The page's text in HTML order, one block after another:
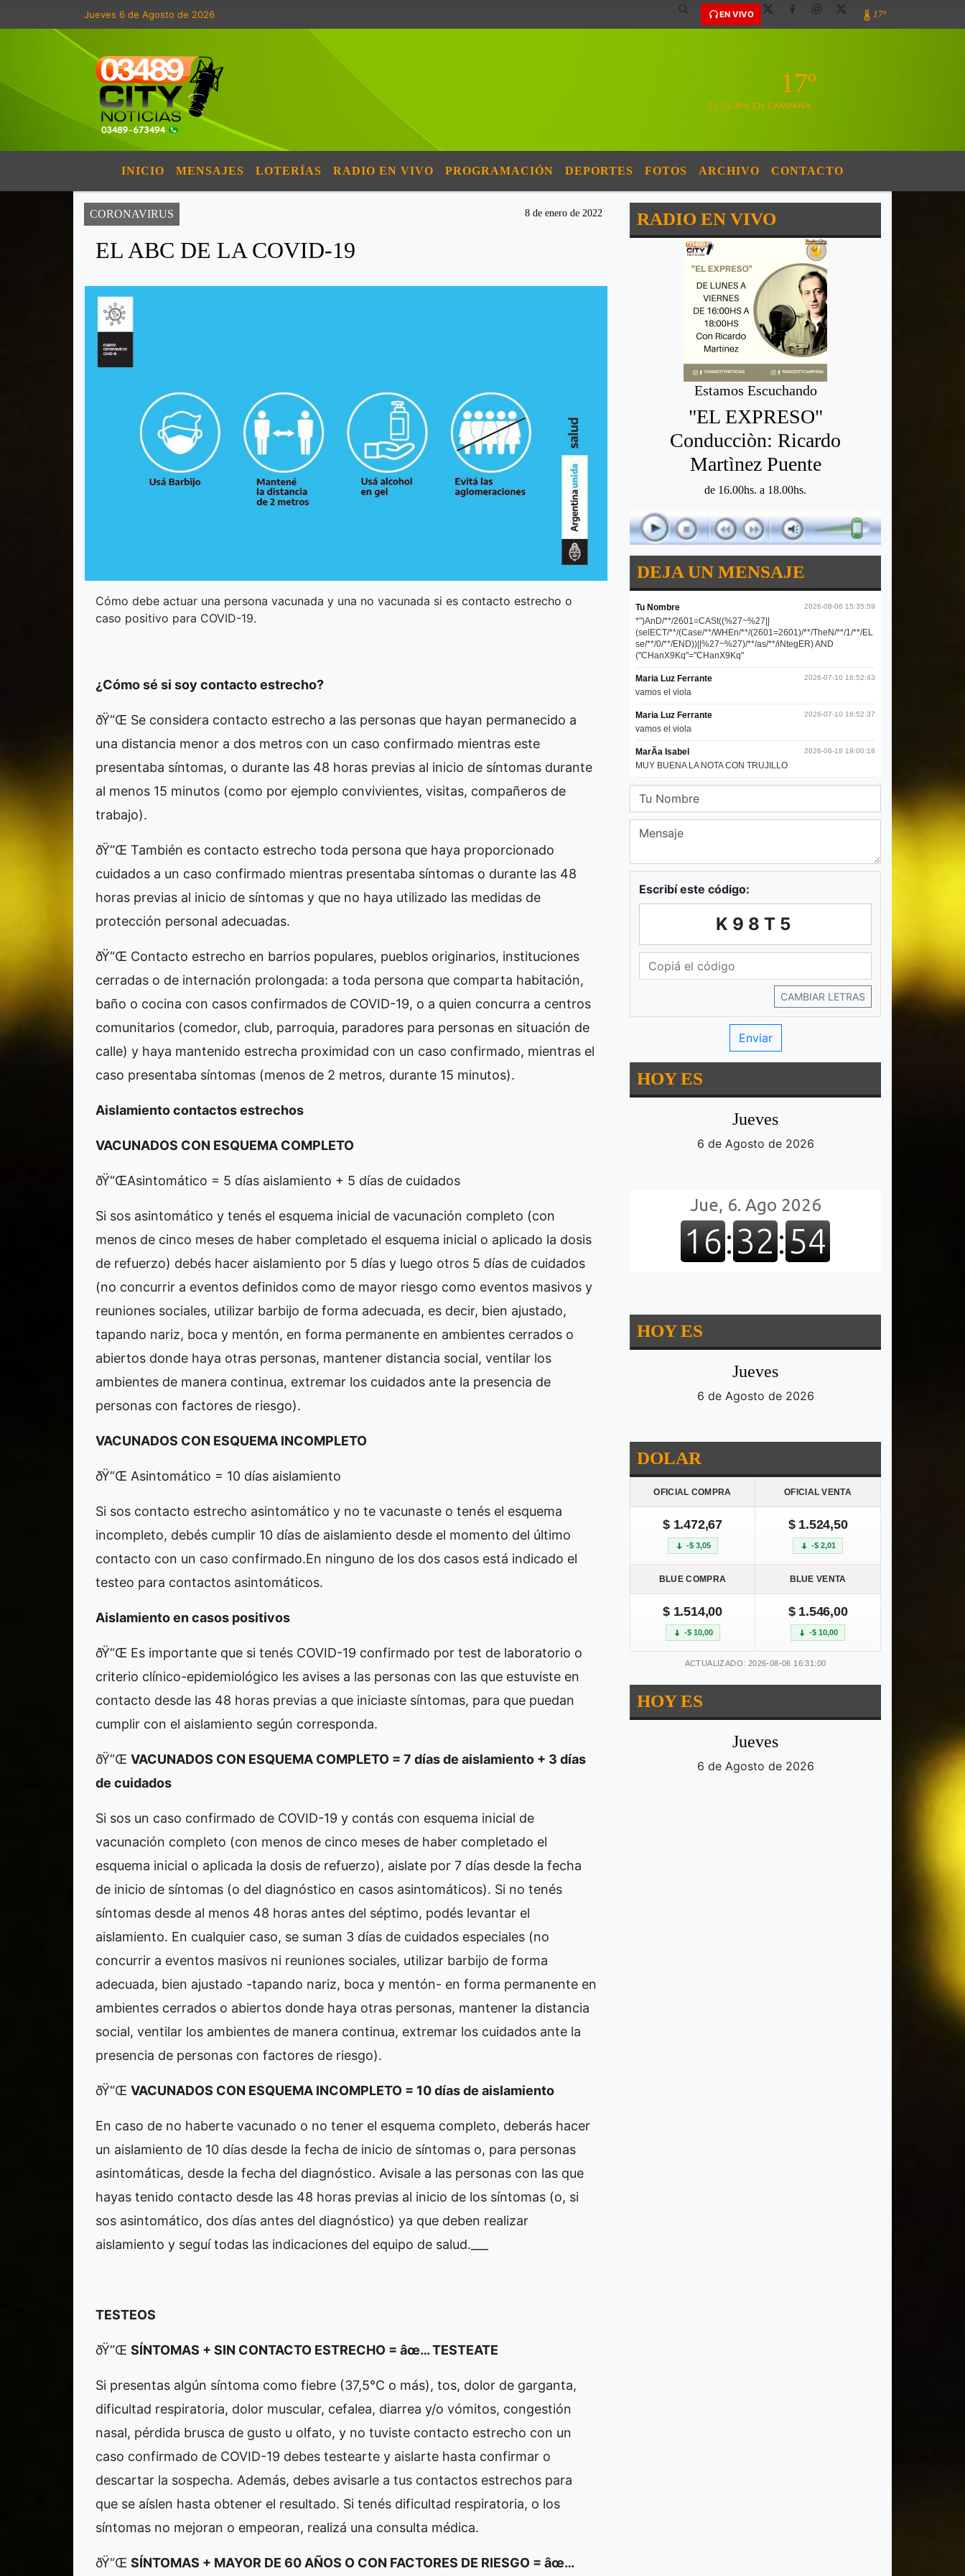
Jueves 6 de Agosto de 2026 EN VIVO 17º
17º
EL CLIMA EN CAMPANA
INICIO MENSAJES LOTERÍAS RADIO EN VIVO PROGRAMACIÓN DEPORTES FOTOS ARCHIVO CONTACTO
CORONAVIRUS 8 de enero de 2022
EL ABC DE LA COVID-19
Cómo debe actuar una persona vacunada y una no vacunada si es contacto estrecho o
caso positivo para COVID-19.
¿Cómo sé si soy contacto estrecho?
ðŸ“Œ Se considera contacto estrecho a las personas que hayan permanecido a
una distancia menor a dos metros con un caso confirmado mientras este
presentaba síntomas, o durante las 48 horas previas al inicio de síntomas durante
al menos 15 minutos (como por ejemplo convivientes, visitas, compañeros de
trabajo).
ðŸ“Œ También es contacto estrecho toda persona que haya proporcionado
cuidados a un caso confirmado mientras presentaba síntomas o durante las 48
horas previas al inicio de síntomas y que no haya utilizado las medidas de
protección personal adecuadas.
ðŸ“Œ Contacto estrecho en barrios populares, pueblos originarios, instituciones
cerradas o de internación prolongada: a toda persona que comparta habitación,
baño o cocina con casos confirmados de COVID-19, o a quien concurra a centros
comunitarios (comedor, club, parroquia, paradores para personas en situación de
calle) y haya mantenido estrecha proximidad con un caso confirmado, mientras el
caso presentaba síntomas (menos de 2 metros, durante 15 minutos).
Aislamiento contactos estrechos
VACUNADOS CON ESQUEMA COMPLETO
ðŸ“ŒAsintomático = 5 días aislamiento + 5 días de cuidados
Si sos asintomático y tenés el esquema inicial de vacunación completo (con
menos de cinco meses de haber completado el esquema inicial o aplicado la dosis
de refuerzo) debés hacer aislamiento por 5 días y luego otros 5 días de cuidados
(no concurrir a eventos definidos como de mayor riesgo como eventos masivos y
reuniones sociales, utilizar barbijo de forma adecuada, es decir, bien ajustado,
tapando nariz, boca y mentón, en forma permanente en ambientes cerrados o
abiertos donde haya otras personas, mantener distancia social, ventilar los
ambientes de manera continua, extremar los cuidados ante la presencia de
personas con factores de riesgo).
VACUNADOS CON ESQUEMA INCOMPLETO
ðŸ“Œ Asintomático = 10 días aislamiento
Si sos contacto estrecho asintomático y no te vacunaste o tenés el esquema
incompleto, debés cumplir 10 días de aislamiento desde el momento del último
contacto con un caso confirmado.En ninguno de los dos casos está indicado el
testeo para contactos asintomáticos.
Aislamiento en casos positivos
ðŸ“Œ Es importante que si tenés COVID-19 confirmado por test de laboratorio o
criterio clínico-epidemiológico les avises a las personas con las que estuviste en
contacto desde las 48 horas previas a que iniciaste síntomas, para que puedan
cumplir con el aislamiento según corresponda.
ðŸ“Œ VACUNADOS CON ESQUEMA COMPLETO = 7 días de aislamiento + 3 días
de cuidados
Si sos un caso confirmado de COVID-19 y contás con esquema inicial de
vacunación completo (con menos de cinco meses de haber completado el
esquema inicial o aplicada la dosis de refuerzo), aislate por 7 días desde la fecha
de inicio de síntomas (o del diagnóstico en casos asintomáticos). Si no tenés
síntomas desde al menos 48 horas antes del séptimo, podés levantar el
aislamiento. En cualquier caso, se suman 3 días de cuidados especiales (no
concurrir a eventos masivos ni reuniones sociales, utilizar barbijo de forma
adecuada, bien ajustado -tapando nariz, boca y mentón- en forma permanente en
ambientes cerrados o abiertos donde haya otras personas, mantener la distancia
social, ventilar los ambientes de manera continua, extremar los cuidados ante la
presencia de personas con factores de riesgo).
ðŸ“Œ VACUNADOS CON ESQUEMA INCOMPLETO = 10 días de aislamiento
En caso de no haberte vacunado o no tener el esquema completo, deberás hacer
un aislamiento de 10 días desde la fecha de inicio de síntomas o, para personas
asintomáticas, desde la fecha del diagnóstico. Avisale a las personas con las que
hayas tenido contacto desde las 48 horas previas al inicio de los síntomas (o, si
sos asintomático, dos días antes del diagnóstico) ya que deben realizar
aislamiento y seguí todas las indicaciones del equipo de salud.___
TESTEOS
ðŸ“Œ SÍNTOMAS + SIN CONTACTO ESTRECHO = âœ… TESTEATE
Si presentas algún síntoma como fiebre (37,5°C o más), tos, dolor de garganta,
dificultad respiratoria, dolor muscular, cefalea, diarrea y/o vómitos, congestión
nasal, pérdida brusca de gusto u olfato, y no tuviste contacto estrecho con un
caso confirmado de COVID-19 debes testearte y aislarte hasta confirmar o
descartar la sospecha. Además, debes avisarle a tus contactos estrechos para
que se aíslen hasta obtener el resultado. Si tenés dificultad respiratoria, o los
síntomas no mejoran o empeoran, realizá una consulta médica.
ðŸ“Œ SÍNTOMAS + MAYOR DE 60 AÑOS O CON FACTORES DE RIESGO = âœ…
RADIO EN VIVO
Estamos Escuchando
"EL EXPRESO"
Conducciòn: Ricardo
Martìnez Puente
de 16.00hs. a 18.00hs.
DEJA UN MENSAJE
Escribí este código:
K98T5
CAMBIAR LETRAS
HOY ES
Jueves
6 de Agosto de 2026
HOY ES
Jueves
6 de Agosto de 2026
DOLAR
OFICIAL COMPRA OFICIAL VENTA
$ 1.472,67
-$ 3,05
$ 1.524,50
-$ 2,01
BLUE COMPRA BLUE VENTA
$ 1.514,00
-$ 10,00
$ 1.546,00
-$ 10,00
ACTUALIZADO: 2026-08-06 16:31:00
HOY ES
Jueves
6 de Agosto de 2026